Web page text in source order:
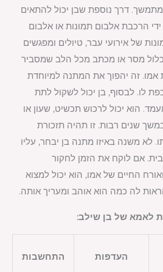
דרך נוספת שבן יכול להתאים
הרכבת אלבום תמונות או אלבום
של אירועי עבר, טיולים ומפגשים
מסר או מכתב מכל הלב שמסביר
אמו. זה יהפוך את המתנה למיוחדת
לו. לבסוף, בן יכול לשקול לתת
הוא יכול לרכוש תכשיט, שעון או
שנים רבות. זו תהיה תזכורת
לא משנה באיזו מתנה בן יבחר, עליו
אם לוקח את הזמן לחקור
החיים של אמו, הוא יכול למצוא
לה כמה הוא אוהב ומעריך אותה.
לאמא של בן שילב:
העדפות התחשבות